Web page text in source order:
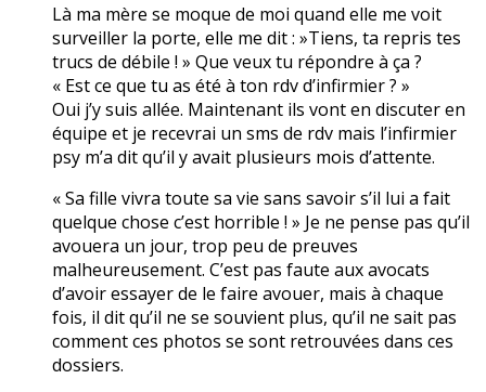
Là ma mère se moque de moi quand elle me voit
surveiller la porte, elle me dit : »Tiens, ta repris tes
trucs de débile ! » Que veux tu répondre à ça ?
« Est ce que tu as été à ton rdv d’infirmier ? »
Oui j’y suis allée. Maintenant ils vont en discuter en
équipe et je recevrai un sms de rdv mais l’infirmier
psy m’a dit qu’il y avait plusieurs mois d’attente.
« Sa fille vivra toute sa vie sans savoir s’il lui a fait
quelque chose c’est horrible ! » Je ne pense pas qu’il
avouera un jour, trop peu de preuves
malheureusement. C’est pas faute aux avocats
d’avoir essayer de le faire avouer, mais à chaque
fois, il dit qu’il ne se souvient plus, qu’il ne sait pas
comment ces photos se sont retrouvées dans ces
dossiers.